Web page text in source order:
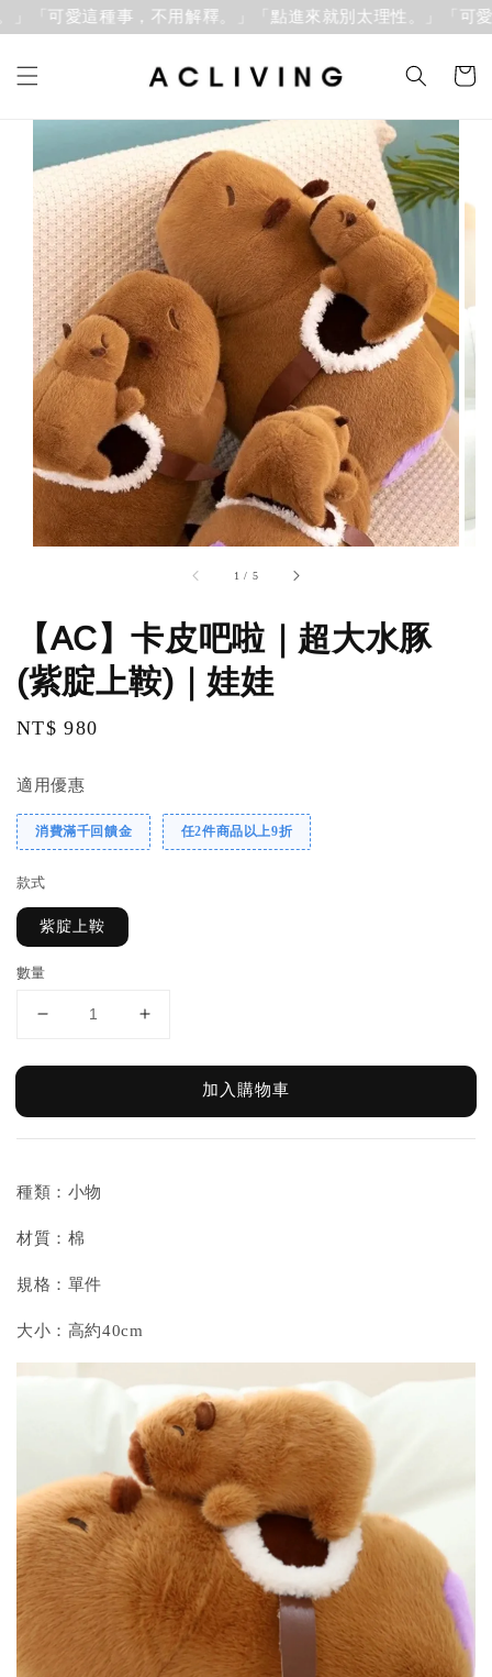
「可愛這種事，不用解釋。」 「點進來就別太理性。」「可愛
1 / 5
【AC】卡皮吧啦｜超大水豚
(紫腚上鞍)｜娃娃
Regular
NT$ 980
適用優惠
消費滿千回饋金 任2件商品以上9折
款式
紫腚上鞍
數量
加入購物車
種類：小物
材質：棉
規格：單件
大小：高約40cm